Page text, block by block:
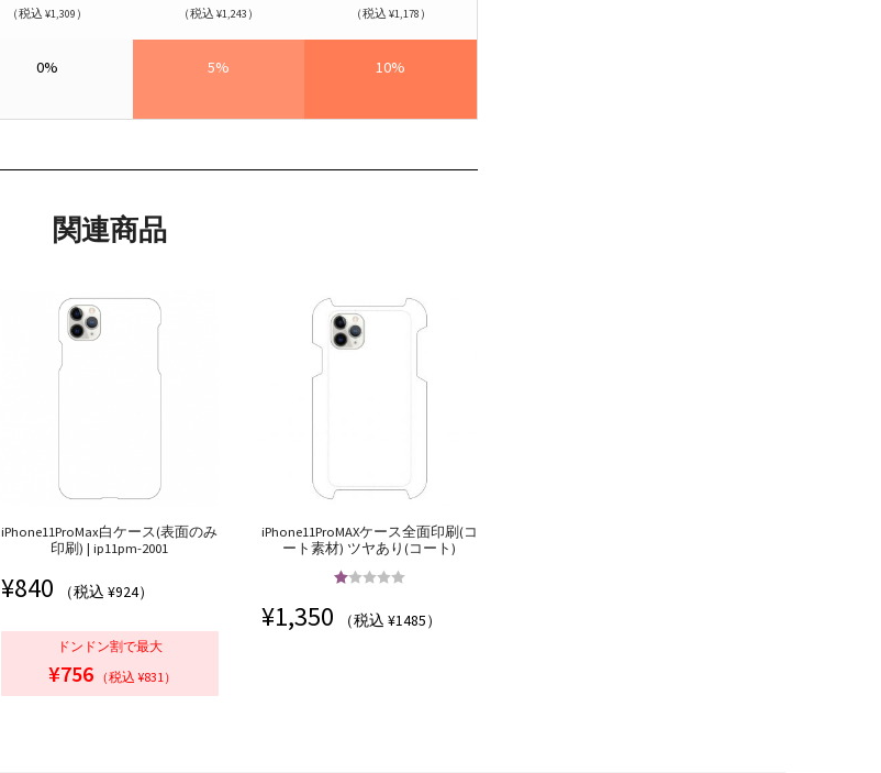
（税込 ¥1,309） （税込 ¥1,243） （税込 ¥1,178）
0% 5% 10%
関連商品
iPhone11ProMax白ケース(表面のみ
印刷) | ip11pm-2001
¥840 （税込 ¥924）
ドンドン割で最大
¥756 （税込 ¥831）
iPhone11ProMAXケース全面印刷(コ
ート素材) ツヤあり(コート)
の評価
¥1,350 （税込 ¥1485）